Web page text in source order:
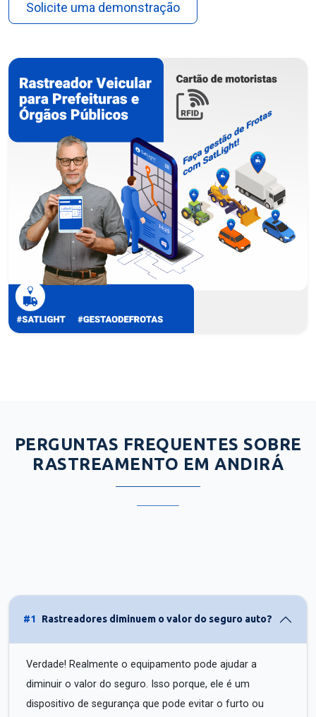
Solicite uma demonstração
PERGUNTAS FREQUENTES SOBRE
RASTREAMENTO EM ANDIRÁ
#1 Rastreadores diminuem o valor do seguro auto?
Verdade! Realmente o equipamento pode ajudar a
diminuir o valor do seguro. Isso porque, ele é um
dispositivo de segurança que pode evitar o furto ou